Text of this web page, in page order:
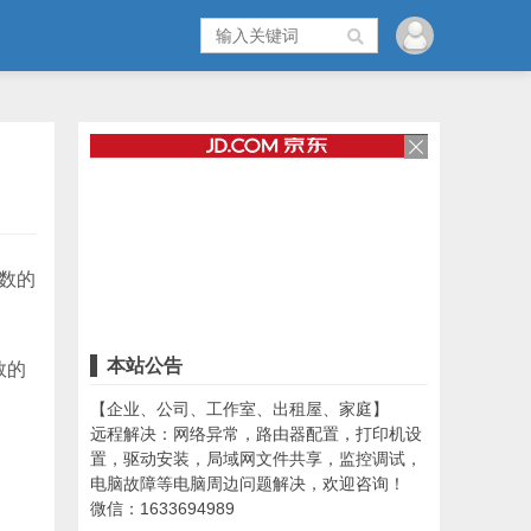
的
的 本站公告
【企业、公司、工作室、出租屋、家庭】
远程解决：网络异常，路由器配置，打印机设
置，驱动安装，局域网文件共享，监控调试，
电脑故障等电脑周边问题解决，欢迎咨询！
微信：1633694989